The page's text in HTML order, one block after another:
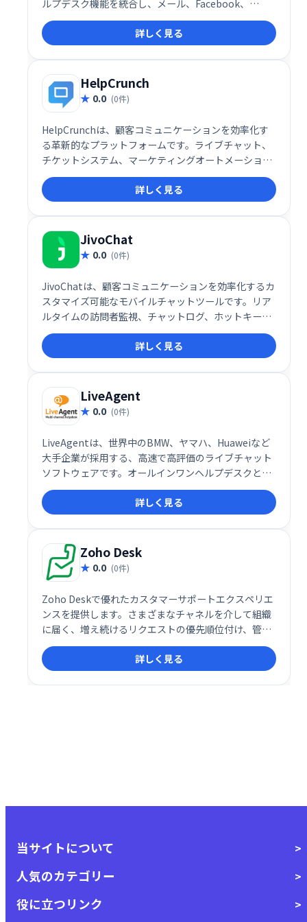
ルプデスク機能を統合し、メール、Facebook、
Twitter、WhatsAppなど、様々なチャネルからの顧
客対応を一元管理できます。24時間365日のサポート
体制と効率的なプログラミングにより、顧客との強力
な関係構築を支援し、「仲間」のような存在を目指せ
ます。
詳しく見る
HelpCrunch
0.0 (0件)
HelpCrunchは、顧客コミュニケーションを効率化す
る革新的なプラットフォームです。ライブチャット、
チケットシステム、マーケティングオートメーショ
ン、メールマーケティングなどを統合し、見込み客獲
得から顧客維持まで、顧客ライフサイクル全体をサポ
ートします。Web・モバイルビジネスの顧客ロイヤル
ティ向上と売上増加に貢献します。
詳しく見る
JivoChat
0.0 (0件)
JivoChatは、顧客コミュニケーションを効率化するカ
スタマイズ可能なモバイルチャットツールです。リア
ルタイムの訪問者監視、チャットログ、ホットキーな
ど、顧客エンゲージメントを向上させる機能が充実。
チャンネル登録促進や購買意欲を高める、記憶に残る
体験を提供します。
詳しく見る
LiveAgent
0.0 (0件)
LiveAgentは、世界中のBMW、ヤマハ、Huaweiなど
大手企業が採用する、高速で高評価のライブチャット
ソフトウェアです。オールインワンヘルプデスクとし
て、パーソナライズされた顧客対応を実現し、効率的
なカスタマーサービスを提供します。2020年にはSMB
部門で最高評価を獲得。ワールドクラスのカスタマー
サポートを目指せる、フル機能のソリューションで
す。
詳しく見る
Zoho Desk
0.0 (0件)
Zoho Deskで優れたカスタマーサポートエクスペリエ
ンスを提供します。さまざまなチャネルを介して組織
に届く、増え続けるリクエストの優先順位付け、管
理、終了。サポート知識ベースを構築して公開しま
す。
詳しく見る
当サイトについて
人気のカテゴリー
役に立つリンク